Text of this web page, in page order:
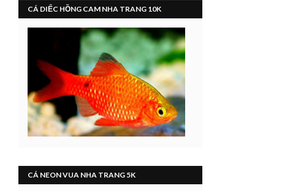
CÁ DIẾC HỒNG CAM NHA TRANG 10K
CÁ NEON VUA NHA TRANG 5K